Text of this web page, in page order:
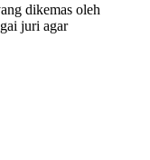
dikemas oleh
juri agar